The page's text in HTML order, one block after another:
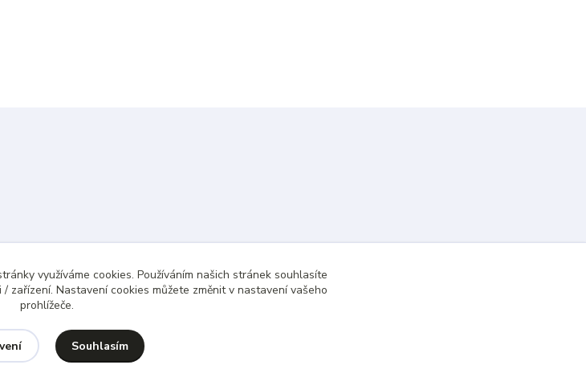
nejpozději do 48 hodin.
využíváme cookies. Používáním našich stránek souhlasíte
zařízení. Nastavení cookies můžete změnit v nastavení vašeho
prohlížeče.
Souhlasím